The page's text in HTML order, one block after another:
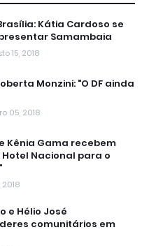
Kátia Cardoso se
Samambaia
15, 2018
Monzini: "O DF ainda
05, 2018
Kênia Gama recebem
Nacional para o
e Hélio José
comunitários em